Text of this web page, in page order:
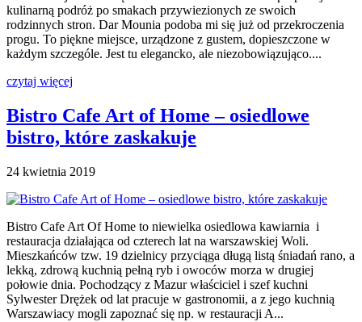
kulinarną podróż po smakach przywiezionych ze swoich
rodzinnych stron. Dar Mounia podoba mi się już od przekroczenia
progu. To piękne miejsce, urządzone z gustem, dopieszczone w
każdym szczególe. Jest tu elegancko, ale niezobowiązująco....
czytaj więcej
Bistro Cafe Art of Home – osiedlowe
bistro, które zaskakuje
24 kwietnia 2019
Bistro Cafe Art Of Home to niewielka osiedlowa kawiarnia i
restauracja działająca od czterech lat na warszawskiej Woli.
Mieszkańców tzw. 19 dzielnicy przyciąga długą listą śniadań rano, a
lekką, zdrową kuchnią pełną ryb i owoców morza w drugiej
połowie dnia. Pochodzący z Mazur właściciel i szef kuchni
Sylwester Drężek od lat pracuje w gastronomii, a z jego kuchnią
Warszawiacy mogli zapoznać się np. w restauracji A...